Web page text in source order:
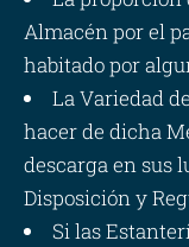
Almacén por el
habitado por
La Variedad
hacer de dicha
descarga en sus
Disposición y
Si las